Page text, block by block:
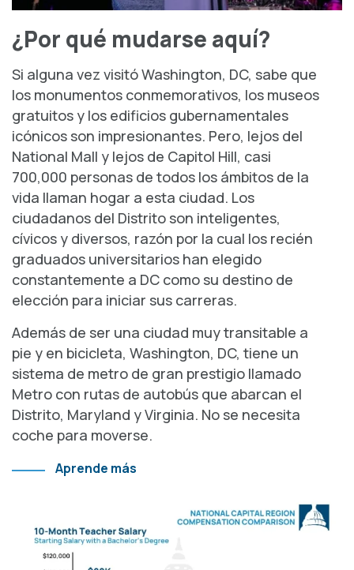
¿Por qué mudarse aquí?
Si alguna vez visitó Washington, DC, sabe que
los monumentos conmemorativos, los museos
gratuitos y los edificios gubernamentales
icónicos son impresionantes. Pero, lejos del
National Mall y lejos de Capitol Hill, casi
700,000 personas de todos los ámbitos de la
vida llaman hogar a esta ciudad. Los
ciudadanos del Distrito son inteligentes,
cívicos y diversos, razón por la cual los recién
graduados universitarios han elegido
constantemente a DC como su destino de
elección para iniciar sus carreras.
Además de ser una ciudad muy transitable a
pie y en bicicleta, Washington, DC, tiene un
sistema de metro de gran prestigio llamado
Metro con rutas de autobús que abarcan el
Distrito, Maryland y Virginia. No se necesita
coche para moverse.
Aprende más